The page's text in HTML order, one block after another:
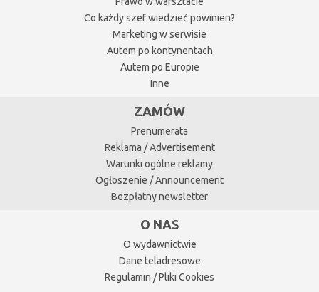
Co każdy szef wiedzieć powinien?
Marketing w serwisie
Autem po kontynentach
Autem po Europie
Inne
ZAMÓW
Prenumerata
Reklama / Advertisement
Warunki ogólne reklamy
Ogłoszenie / Announcement
Bezpłatny newsletter
O NAS
O wydawnictwie
Dane teladresowe
Regulamin / Pliki Cookies